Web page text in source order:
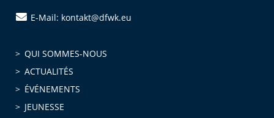
E-Mail: kontakt@dfwk.eu
QUI SOMMES-NOUS
ACTUALITÉS
ÉVÉNEMENTS
JEUNESSE